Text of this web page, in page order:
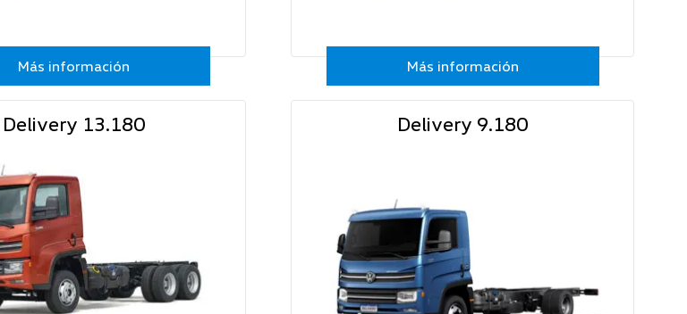
Más información Más información
Delivery 13.180 Delivery 9.180